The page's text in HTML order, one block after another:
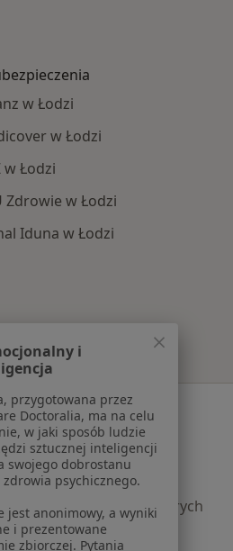
w Łodzi
w Łodzi
w Łodzi
Zdrowie w Łodzi
Iduna w Łodzi
Serwis
pacjentów
profesjonalistów
dla profesjonalistów, których
samodzielnie
i
przygotowana przez
Doctoralia, ma na celu
w jaki sposób ludzie
sztucznej inteligencji
swojego dobrostanu
psychicznego.
jest anonimowy, a wyniki
i prezentowane
zbiorczej. Pytania